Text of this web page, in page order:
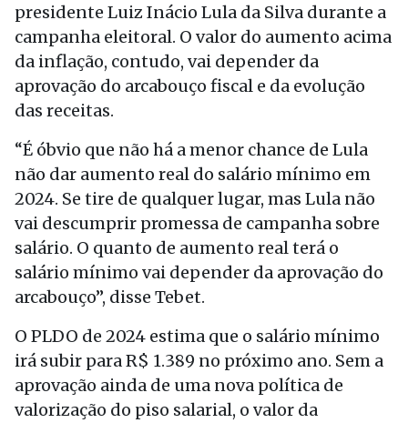
presidente Luiz Inácio Lula da Silva durante a
campanha eleitoral. O valor do aumento acima
da inflação, contudo, vai depender da
aprovação do arcabouço fiscal e da evolução
das receitas.
“É óbvio que não há a menor chance de Lula
não dar aumento real do salário mínimo em
2024. Se tire de qualquer lugar, mas Lula não
vai descumprir promessa de campanha sobre
salário. O quanto de aumento real terá o
salário mínimo vai depender da aprovação do
arcabouço”, disse Tebet.
O PLDO de 2024 estima que o salário mínimo
irá subir para R$ 1.389 no próximo ano. Sem a
aprovação ainda de uma nova política de
valorização do piso salarial, o valor da